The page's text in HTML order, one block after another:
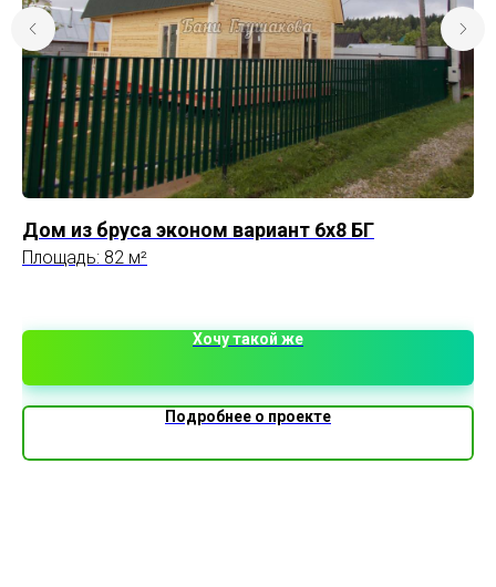
Дом из бруса эконом вариант 6х8 БГ
Площадь: 82 м²
Хочу такой же
Подробнее о проекте